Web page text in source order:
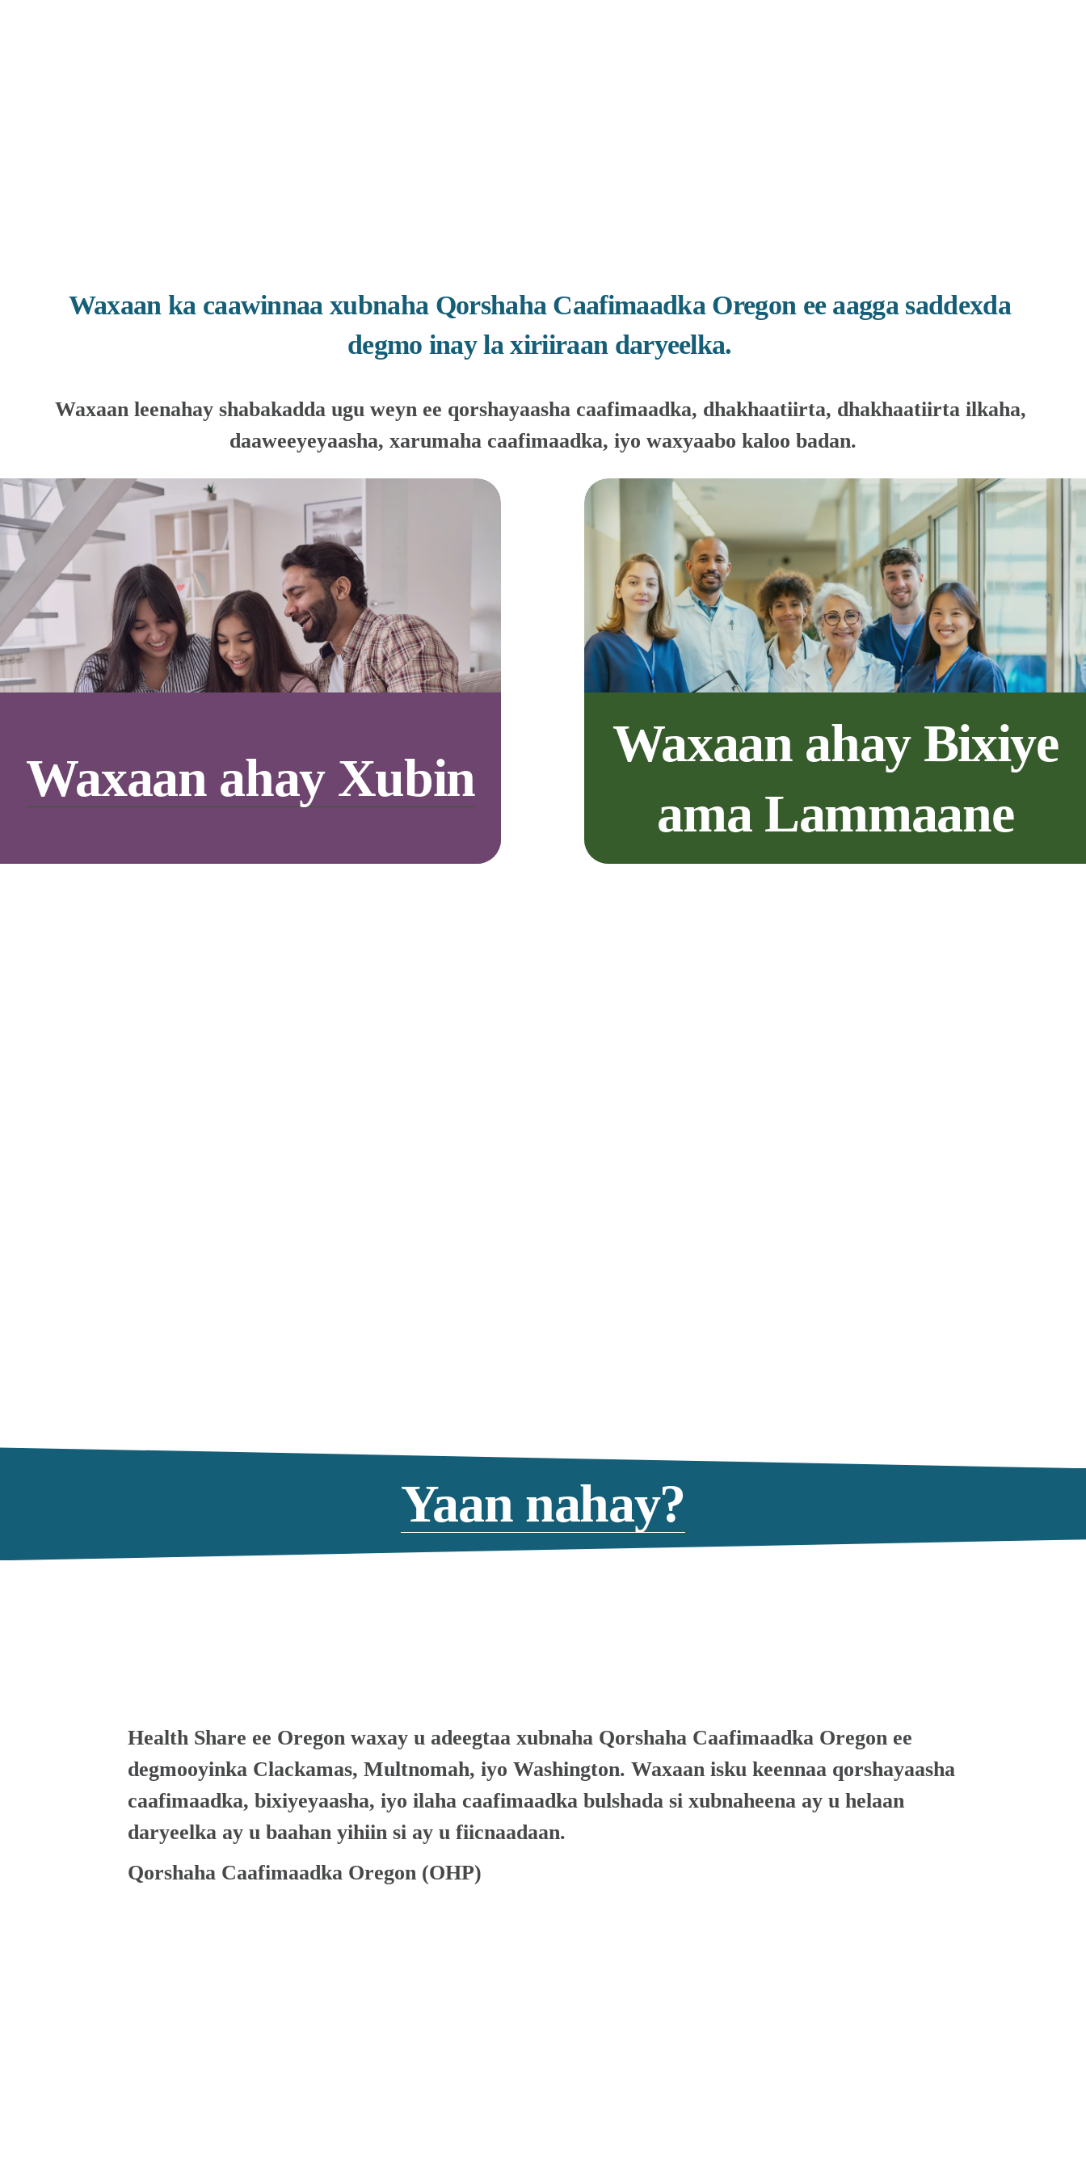
Waxaan ka caawinnaa xubnaha Qorshaha Caafimaadka Oregon ee aagga saddexda
degmo inay la xiriiraan daryeelka.
Waxaan leenahay shabakadda ugu weyn ee qorshayaasha caafimaadka, dhakhaatiirta, dhakhaatiirta ilkaha,
daaweeyeyaasha, xarumaha caafimaadka, iyo waxyaabo kaloo badan.
Waxaan ahay Bixiye
ama Lammaane
Waxaan ahay Xubin
Yaan nahay?
Health Share ee Oregon waxay u adeegtaa xubnaha Qorshaha Caafimaadka Oregon ee
degmooyinka Clackamas, Multnomah, iyo Washington. Waxaan isku keennaa qorshayaasha
caafimaadka, bixiyeyaasha, iyo ilaha caafimaadka bulshada si xubnaheena ay u helaan
daryeelka ay u baahan yihiin si ay u fiicnaadaan.
Qorshaha Caafimaadka Oregon (OHP)